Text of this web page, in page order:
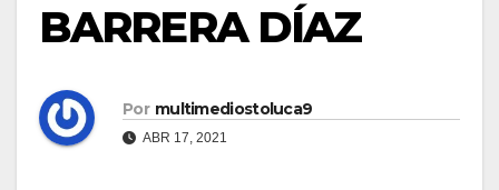
BARRERA DÍAZ
Por multimediostoluca9
ABR 17, 2021